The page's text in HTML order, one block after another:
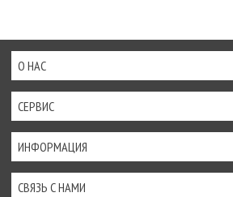
О НАС
СЕРВИС
ИНФОРМАЦИЯ
СВЯЗЬ С НАМИ